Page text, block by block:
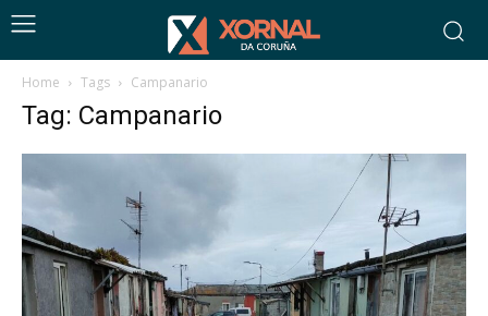
Home Tags Campanario
Tag: Campanario